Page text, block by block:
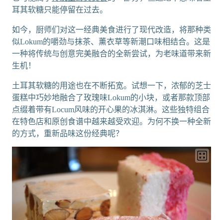
耳其软糖只能停留在过去。
如今，厨师们对这一经典美食进行了现代改造，将那种类
似Lokum的嚼劲与抹茶、薰衣草等新潮口味相结合。这是
一种将传统与创意完美融合的全新尝试，为老味道带来新
生机！
土耳其软糖的用途也在不断拓宽。试想一下，浓郁的芝士
蛋糕中巧妙地融合了玫瑰味Lokum的小块，或者那款顶部
点缀着带有Locum风味的开心果的冰淇淋。这些独特组合
在特色店和原创食谱中越来越受欢迎。为何不换一种全新
的方式，重新品味这份经典呢？